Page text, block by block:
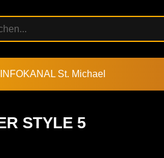
INFOKANAL St. Michael
STYLE 5